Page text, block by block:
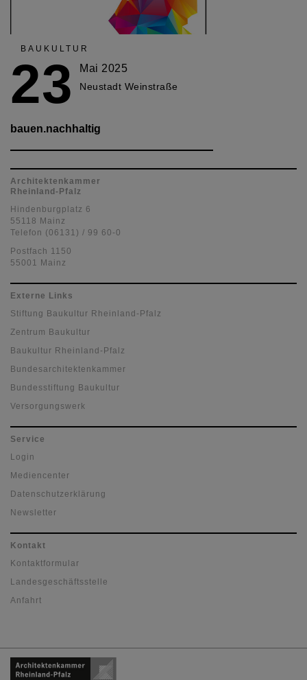
BAUKULTUR
23 Mai 2025
Neustadt Weinstraße
bauen.nachhaltig
Architektenkammer
Rheinland-Pfalz
Hindenburgplatz 6
55118 Mainz
Telefon (06131) / 99 60-0
Postfach 1150
55001 Mainz
Externe Links
Stiftung Baukultur Rheinland-Pfalz
Zentrum Baukultur
Baukultur Rheinland-Pfalz
Bundesarchitektenkammer
Bundesstiftung Baukultur
Versorgungswerk
Service
Login
Mediencenter
Datenschutzerklärung
Newsletter
Kontakt
Kontaktformular
Landesgeschäftsstelle
Anfahrt